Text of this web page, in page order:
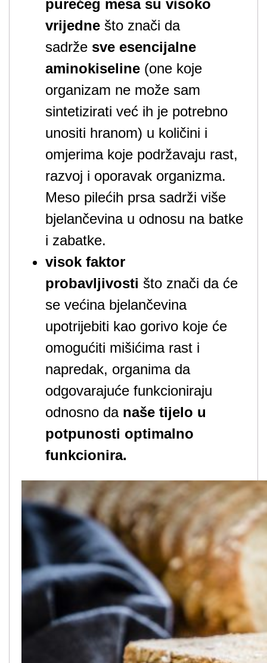
purećeg mesa su visoko
vrijedne što znači da
sadrže sve esencijalne
aminokiseline (one koje
organizam ne može sam
sintetizirati već ih je potrebno
unositi hranom) u količini i
omjerima koje podržavaju rast,
razvoj i oporavak organizma.
Meso pilećih prsa sadrži više
bjelančevina u odnosu na batke
i zabatke.
visok faktor
probavljivosti što znači da će
se većina bjelančevina
upotrijebiti kao gorivo koje će
omogućiti mišićima rast i
napredak, organima da
odgovarajuće funkcioniraju
odnosno da naše tijelo u
potpunosti optimalno
funkcionira.